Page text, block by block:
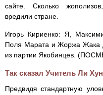
сайте. Сколько
вредили стране.
Игорь Кириенко: Я,
Поля Марата и Жоржа Жака
из партии Якобинцев.
Так сказал Учитель Ли
Предвидя стандартную